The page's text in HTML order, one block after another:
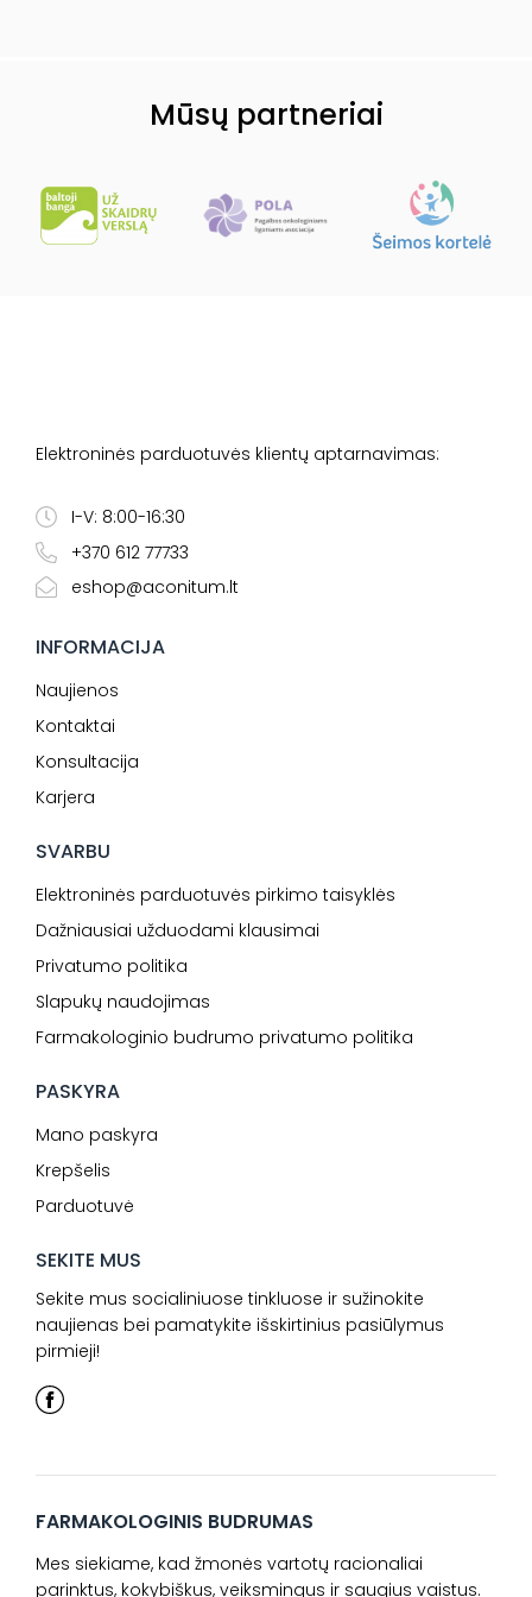
Mūsų partneriai
Elektroninės parduotuvės klientų aptarnavimas:
I-V: 8:00-16:30
+370 612 77733
eshop@aconitum.lt
INFORMACIJA
Naujienos
Kontaktai
Konsultacija
Karjera
SVARBU
Elektroninės parduotuvės pirkimo taisyklės
Dažniausiai užduodami klausimai
Privatumo politika
Slapukų naudojimas
Farmakologinio budrumo privatumo politika
PASKYRA
Mano paskyra
Krepšelis
Parduotuvė
SEKITE MUS
Sekite mus socialiniuose tinkluose ir sužinokite
naujienas bei pamatykite išskirtinius pasiūlymus
pirmieji!
FARMAKOLOGINIS BUDRUMAS
Mes siekiame, kad žmonės vartotų racionaliai
parinktus, kokybiškus, veiksmingus ir saugius vaistus.